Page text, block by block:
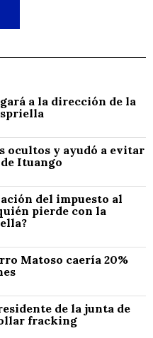
a la dirección de la
ocultos y ayudó a evitar
Ituango
del impuesto al
pierde con la
Matoso caería 20%
de la junta de
fracking